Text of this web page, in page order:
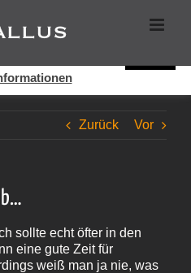
Zurück Vor
sollte echt öfter in den
eine gute Zeit für
weiß man ja nie, was
Seite bei der Bereitstellung der
Webseite erklären Sie sich